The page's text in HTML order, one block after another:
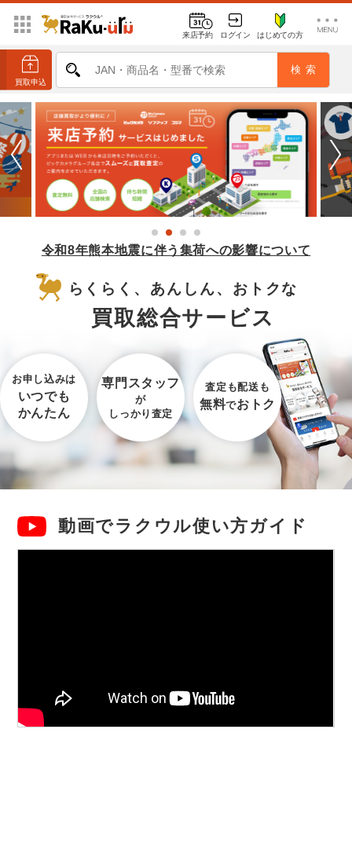
来店予約 ログイン はじめての方
令和8年熊本地震に伴う集荷への影響について
らくらく、あんしん、おトクな
買取総合サービス
お申し込みは
いつでも
かんたん
専門スタッフ
が
しっかり査定
査定も配送も
無料でおトク
動画でラクウル使い方ガイド